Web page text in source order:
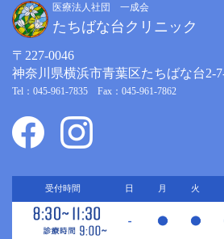
医療法人社団 一成会
たちばな台クリニック
〒227-0046
神奈川県横浜市青葉区たちばな台2-
Tel：045-961-7835 Fax：045-961-7862
受付時間 日 月 火